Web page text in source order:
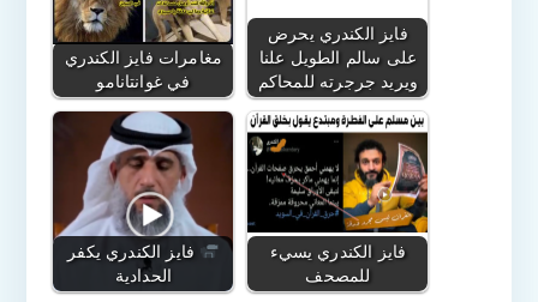
مغامرات فايز الكندري
في غوانتانامو
فايز الكندري يحرض
على سالم الطويل علنا
ويريد جرجرته للمحاكم
فايز الكندري يكفر
الحدادية
فايز الكندري يسيء
للمصحف